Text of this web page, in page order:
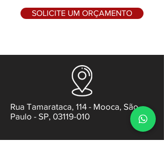
SOLICITE UM ORÇAMENTO
Rua Tamarataca, 114 - Mooca, São
Paulo - SP, 03119-010